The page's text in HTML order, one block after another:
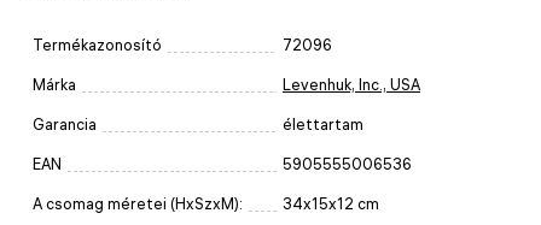
Termékazonosító 72096
Márka Levenhuk, Inc., USA
Garancia élettartam
EAN 5905555006536
A csomag méretei (HxSzxM): 34x15x12 cm